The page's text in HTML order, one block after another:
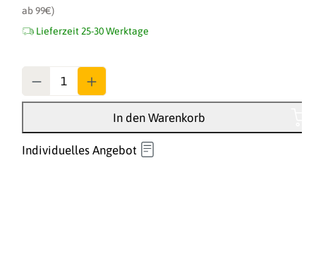
ab 99€)
Lieferzeit 25-30 Werktage
In den Warenkorb
Individuelles Angebot